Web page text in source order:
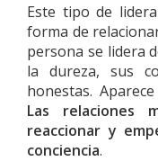
Este tipo de
forma de
persona se lidera
la dureza, sus
honestas.
Las relaciones
reaccionar y
conciencia.